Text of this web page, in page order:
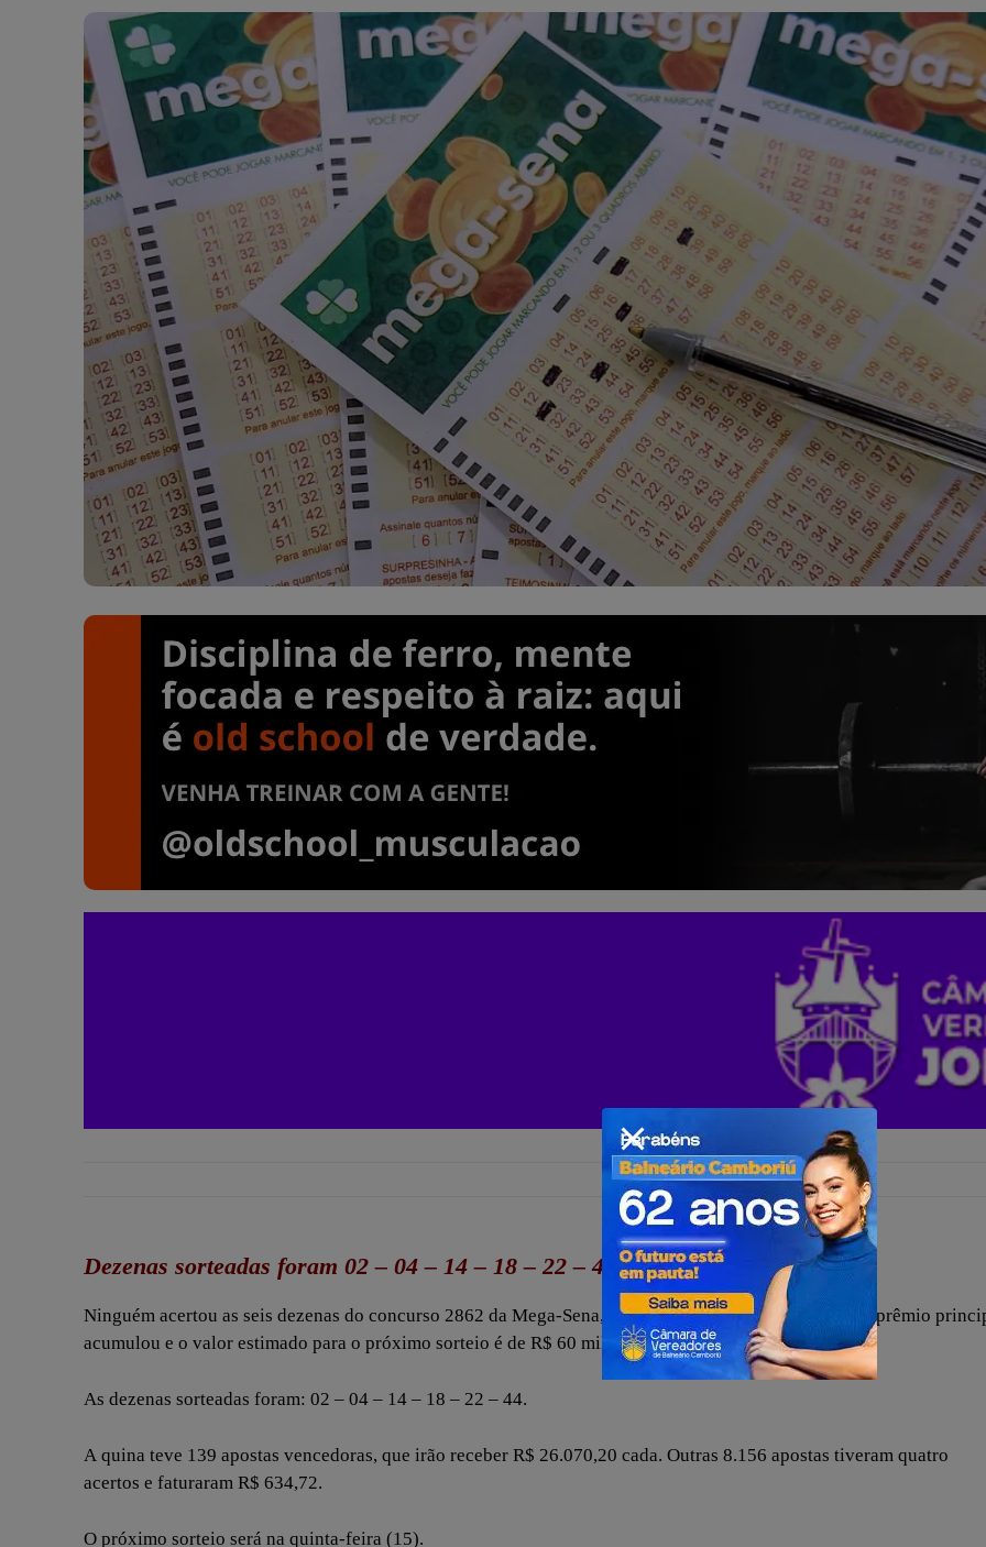
Dezenas sorteadas foram 02 – 04 – 14 – 18 – 22 – 44
Ninguém acertou as seis dezenas do concurso 2862 da Mega-Sena, realizado nesta terça-feira (13). O prêmio
acumulou e o valor estimado para o próximo sorteio é de R$ 60 milhões.
As dezenas sorteadas foram: 02 – 04 – 14 – 18 – 22 – 44.
A quina teve 139 apostas vencedoras, que irão receber R$ 26.070,20 cada. Outras 8.156 apostas tiveram quatro
acertos e faturaram R$ 634,72.
O próximo sorteio será na quinta-feira (15).